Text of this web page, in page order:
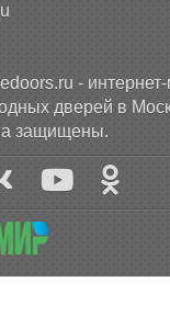
- интернет-
дверей в
защищены.